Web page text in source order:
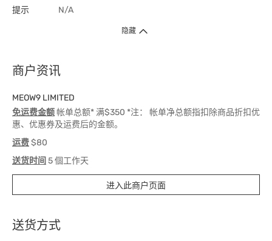
提示 N/A
隐藏
商户资讯
MEOW9 LIMITED
免运费金额帐单总额* 满$350 *注： 帐单净总额指扣除商品折扣优
惠、优惠券及运费后的金额。
运费$80
送货时间 5 個工作天
进入此商户页面
送货方式